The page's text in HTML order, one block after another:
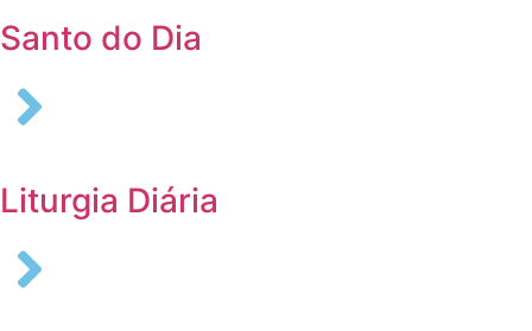
Santo do Dia
Liturgia Diária